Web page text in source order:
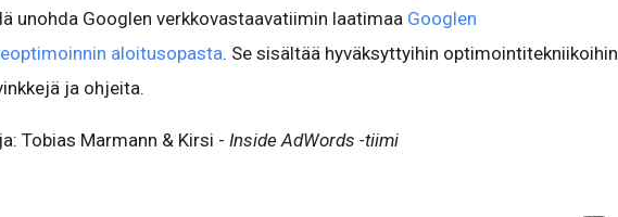
unohda Googlen verkkovastaavatiimin laatimaa Googlen
aloitusopasta. Se sisältää hyväksyttyihin optimointitekniikoihin
ja ohjeita.
Tobias Marmann & Kirsi - Inside AdWords -tiimi